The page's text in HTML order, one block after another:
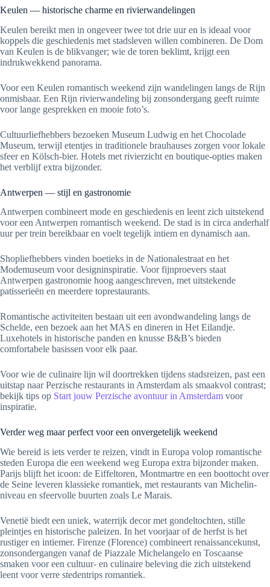
Keulen — historische charme en rivierwandelingen
Keulen bereikt men in ongeveer twee tot drie uur en is ideaal voor
koppels die geschiedenis met stadsleven willen combineren. De Dom
van Keulen is de blikvanger; wie de toren beklimt, krijgt een
indrukwekkend panorama.
Voor een Keulen romantisch weekend zijn wandelingen langs de Rijn
onmisbaar. Een Rijn rivierwandeling bij zonsondergang geeft ruimte
voor lange gesprekken en mooie foto’s.
Cultuurliefhebbers bezoeken Museum Ludwig en het Chocolade
Museum, terwijl etentjes in traditionele brauhauses zorgen voor lokale
sfeer en Kölsch-bier. Hotels met rivierzicht en boutique-opties maken
het verblijf extra bijzonder.
Antwerpen — stijl en gastronomie
Antwerpen combineert mode en geschiedenis en leent zich uitstekend
voor een Antwerpen romantisch weekend. De stad is in circa anderhalf
uur per trein bereikbaar en voelt tegelijk intiem en dynamisch aan.
Shopliefhebbers vinden boetieks in de Nationalestraat en het
Modemuseum voor designinspiratie. Voor fijnproevers staat
Antwerpen gastronomie hoog aangeschreven, met uitstekende
patisserieën en meerdere toprestaurants.
Romantische activiteiten bestaan uit een avondwandeling langs de
Schelde, een bezoek aan het MAS en dineren in Het Eilandje.
Luxehotels in historische panden en knusse B&B’s bieden
comfortabele basissen voor elk paar.
Voor wie de culinaire lijn wil doortrekken tijdens stadsreizen, past een
uitstap naar Perzische restaurants in Amsterdam als smaakvol contrast;
bekijk tips op Start jouw Perzische avontuur in Amsterdam voor
inspiratie.
Verder weg maar perfect voor een onvergetelijk weekend
Wie bereid is iets verder te reizen, vindt in Europa volop romantische
steden Europa die een weekend weg Europa extra bijzonder maken.
Parijs blijft het icoon: de Eiffeltoren, Montmartre en een boottocht over
de Seine leveren klassieke romantiek, met restaurants van Michelin-
niveau en sfeervolle buurten zoals Le Marais.
Venetië biedt een uniek, waterrijk decor met gondeltochten, stille
pleintjes en historische paleizen. In het voorjaar of de herfst is het
rustiger en intiemer. Firenze (Florence) combineert renaissancekunst,
zonsondergangen vanaf de Piazzale Michelangelo en Toscaanse
smaken voor een cultuur- en culinaire beleving die zich uitstekend
leent voor verre stedentrips romantiek.